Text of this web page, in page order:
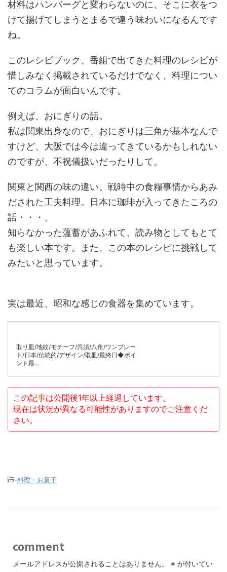
材料はハンバーグと変わらないのに、そこに衣をつ
けて揚げてしまうとまるで違う味わいになるんです
ね。
このレシピブック、番組で出てきた料理のレシピが
惜しみなく掲載されているだけでなく、料理につい
てのコラムが面白いんです。
例えば、おにぎりの話。
私は関東出身なので、おにぎりは三角が基本なんで
すけど、大阪では今は違ってきているかもしれない
のですが、不祝儀扱いだったりして。
関東と関西の味の違い。戦時中の食糧事情からあみ
だされた工夫料理。日本に珈琲が入ってきたころの
話・・・、
知らなかった薀蓄があふれて、読み物としてもとて
も楽しい本です。また、この本のレシピに挑戦して
みたいと思っています。
実は最近、昭和な感じの食器を集めています。
取り皿/地紋/モチーフ/呉須/八角/ワンプレー
ト/日本/伝統的/デザイン/取皿/最終日◆ポイ
ント最...
この記事は公開後1年以上経過しています。
現在は状況が異なる可能性がありますのでご注意くだ
さい。
-料理・お菓子
comment
メールアドレスが公開されることはありません。 ※ が付いてい